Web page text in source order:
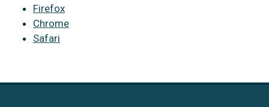
Firefox
Chrome
Safari